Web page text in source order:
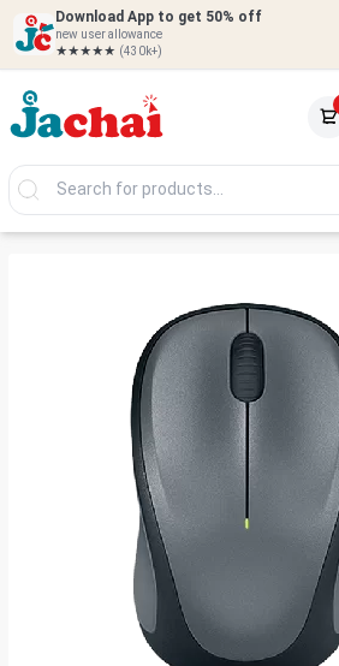
Download App to get 50% off
new user allowance
★★★★★ (430k+)